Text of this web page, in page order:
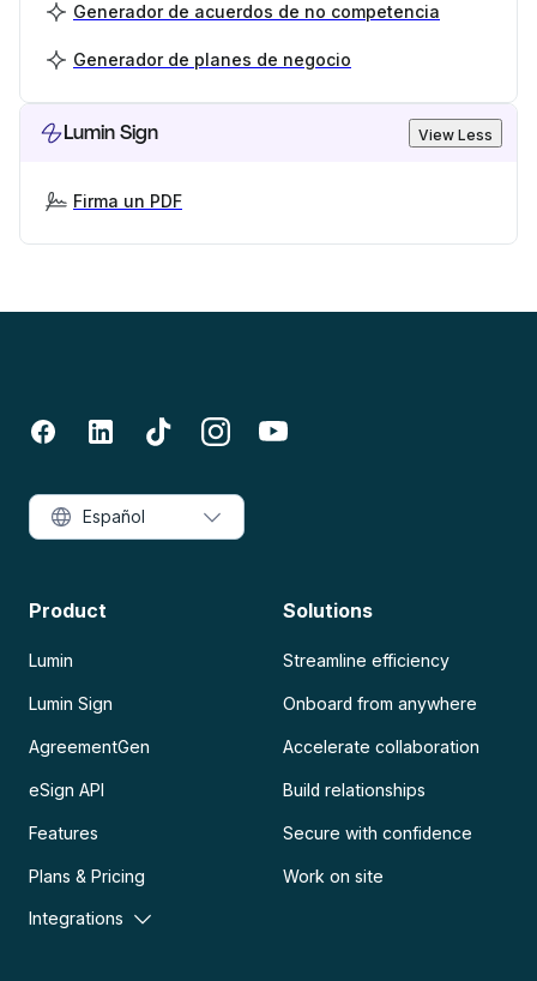
Generador de acuerdos de no competencia
Generador de planes de negocio
Lumin Sign View Less
Firma un PDF
Product
Lumin
Lumin Sign
AgreementGen
eSign API
Features
Plans & Pricing
Integrations
Solutions
Streamline efficiency
Onboard from anywhere
Accelerate collaboration
Build relationships
Secure with confidence
Work on site
Español